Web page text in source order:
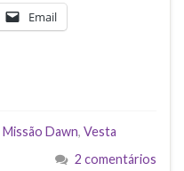
Email
Missão Dawn, Vesta
2 comentários